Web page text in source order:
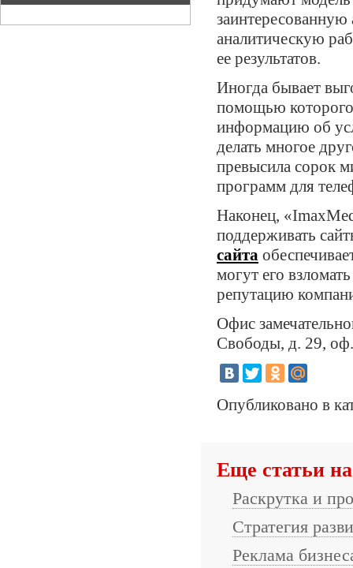
аналитическую
ее результатов.
Иногда бывает
помощью
информацию об
делать многое
превысила сорок
программ для
Наконец,
поддерживать
сайта
могут его
репутацию
Офис
Свободы, д. 29,
Опубликовано в
Еще статьи
Раскрутка и
Стратегия
Реклама